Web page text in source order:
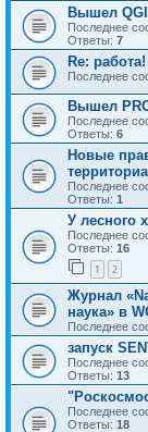
Вышел
Последнее
Ответы: 7
Re: работа!
Последнее
Вышел
Последнее
Ответы: 6
Новые
Последнее
Ответы: 1
У лесного
Последнее
Ответы: 16
1 2
Журнал
наука» в
Последнее
запуск
Последнее
Ответы: 13
Последнее
Ответы: 18